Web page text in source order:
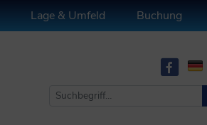
Lage & Umfeld Buchung